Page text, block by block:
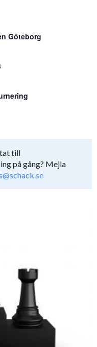
Göteborg
till
på gång? Mejla